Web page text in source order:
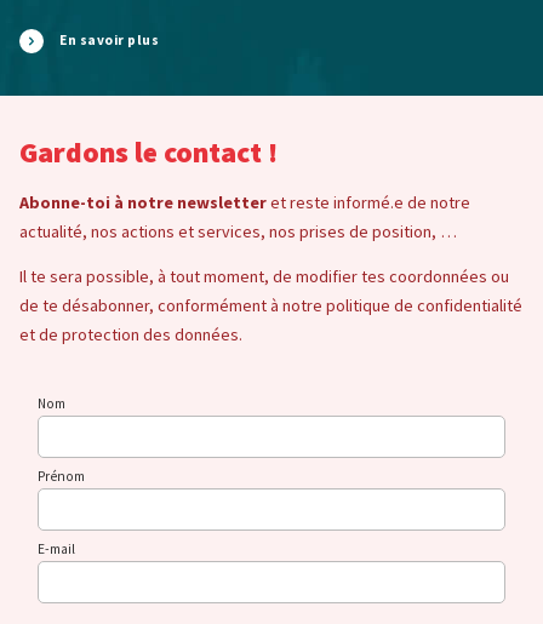
En savoir plus
Gardons le contact !
Abonne-toi à notre newsletteret reste informé.e de notre
actualité, nos actions et services, nos prises de position, …
Il te sera possible, à tout moment, de modifier tes coordonnées ou
de te désabonner, conformément à notre politique de confidentialité
et de protection des données.
Nom
Prénom
E-mail